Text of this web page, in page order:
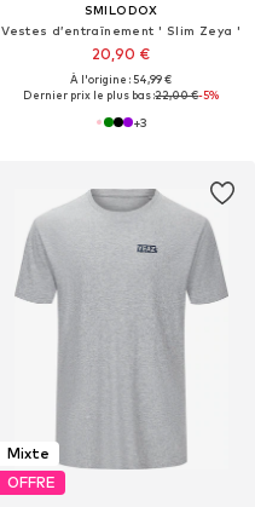
SMILODOX
Vestes d’entraînement ' Slim Zeya '
20,90 €
À l'origine : 54,99 €
Dernier prix le plus bas :22,00 €-5%
+3
Mixte
OFFRE